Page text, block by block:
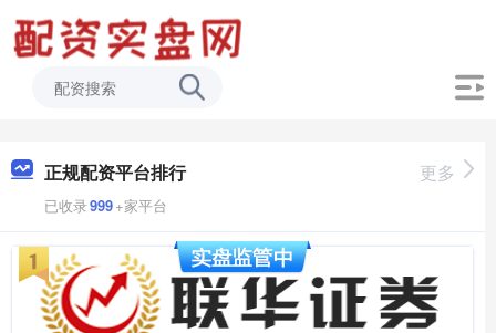
正规配资平台排行
已收录999+家平台
更多